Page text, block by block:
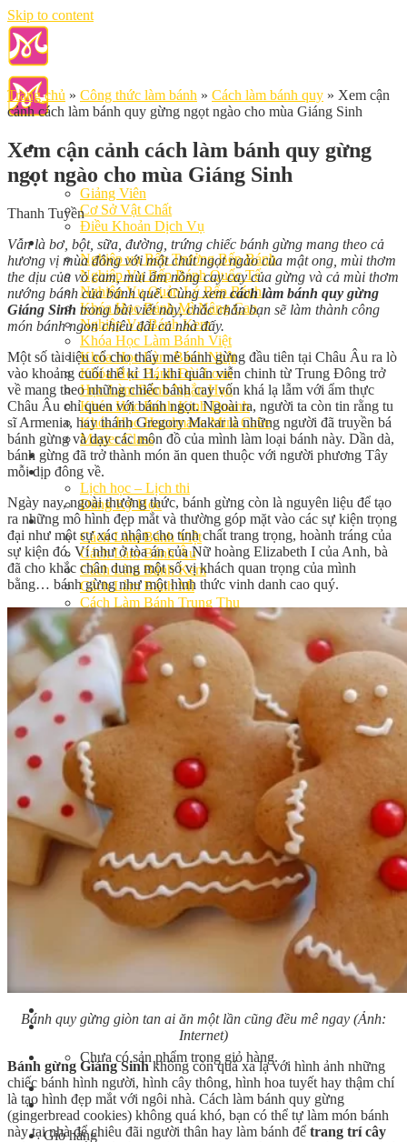
Skip to content
Giới Thiệu
Giảng Viên
Cơ Sở Vật Chất
Điều Khoản Dịch Vụ
Học Làm Bánh
Nghiệp vụ Bếp Trưởng Bếp Bánh
Nghiệp Vụ Bếp Bánh Quốc Tế
Nghiệp Vụ Quản Lý Bếp Bánh
Khóa Học Bánh Mì Nâng Cao
Nghiệp Vụ Bánh Kem
Khóa Học Làm Bánh Việt
Khóa Học Làm Bánh Nhật
Khóa Học Bánh Đài Loan
Học Làm Bánh Ngắn Hạn
Khóa Học Bánh Kinh Doanh
Khóa Học Handmade Mini Cake
Master Class
Chuyên Đề
Khai Giảng
Lịch học – Lịch thi
Đăng Ký Học
Công Thức
Cách Làm Bánh Việt
Cách Làm Bánh Âu
Cách Làm Bánh Kem
Cách Làm Bánh Mì
Cách Làm Bánh Trung Thu
Cách Làm Bánh Flan
Cách Làm Bánh Bao
Cách Làm Bánh Bông Lan
Cách Làm Bánh Su Kem
Cách làm bánh CupCake
Cách Làm Bánh Pizza
Cách làm bánh chay
Cách Làm Kẹo – Mứt
Video
Tin tức
Tin Tổng Hợp
Hướng Nghiệp Á Âu
Bếp Nhà Kate
Kinh Nghiệm Kinh Doanh
Cơ Hội Việc Làm
Kiến Thức – Kỹ Năng
Dụng Cụ Làm Bánh
Nguyên Liệu Làm Bánh
Gương Thành Công
Thư Viện Hình Ảnh
Siêu thị ĐVP Market
Chưa có sản phẩm trong giỏ hàng.
Giỏ hàng
Trang chủ » Công thức làm bánh » Cách làm bánh quy » Xem cận
cảnh cách làm bánh quy gừng ngọt ngào cho mùa Giáng Sinh
Xem cận cảnh cách làm bánh quy gừng
ngọt ngào cho mùa Giáng Sinh
Thanh Tuyền
Vẫn là bơ, bột, sữa, đường, trứng chiếc bánh gừng mang theo cả
hương vị mùa đông với một chút ngọt ngào của mật ong, mùi thơm
the dịu của vỏ cam, mùi ấm nồng cay cay của gừng và cả mùi thơm
nướng bánh của bánh quế. Cùng xemcách làm bánh quy gừng
Giáng Sinh trong bài viết này, chắc chắn bạn sẽ làm thành công
món bánh ngon chiêu đãi cả nhà đấy.
Một số tài liệu cổ cho thấy mẻ bánh gừng đầu tiên tại Châu Âu ra lò
vào khoảng cuối thế kỉ 11, khi quân viễn chinh từ Trung Đông trở
về mang theo những chiếc bánh cay vốn khá lạ lẫm với ẩm thực
Châu Âu chỉ quen với bánh ngọt. Ngoài ra, người ta còn tin rằng tu
sĩ Armenia, hay thánh Gregory Makar là những người đã truyền bá
bánh gừng và dạy các môn đồ của mình làm loại bánh này. Dần dà,
bánh gừng đã trở thành món ăn quen thuộc với người phương Tây
mỗi dịp đông về.
Ngày nay, ngoài thưởng thức, bánh gừng còn là nguyên liệu để tạo
ra những mô hình đẹp mắt và thường góp mặt vào các sự kiện trọng
đại như một sự xác nhận cho tính chất trang trọng, hoành tráng của
sự kiện đó. Ví như ở tòa án của Nữ hoàng Elizabeth I của Anh, bà
đã cho khắc chân dung một số vị khách quan trọng của mình
bằng… bánh gừng như một hình thức vinh danh cao quý.
Bánh quy gừng giòn tan ai ăn một lần cũng đều mê ngay (Ảnh:
Internet)
Bánh gừng Giáng Sinhkhông còn quá xa lạ với hình ảnh những
chiếc bánh hình người, hình cây thông, hình hoa tuyết hay thậm chí
là tạo hình đẹp mắt với ngôi nhà. Cách làm bánh quy gừng
(gingerbread cookies) không quá khó, bạn có thể tự làm món bánh
này tại nhà để chiêu đãi người thân hay làm bánh để trang trí cây